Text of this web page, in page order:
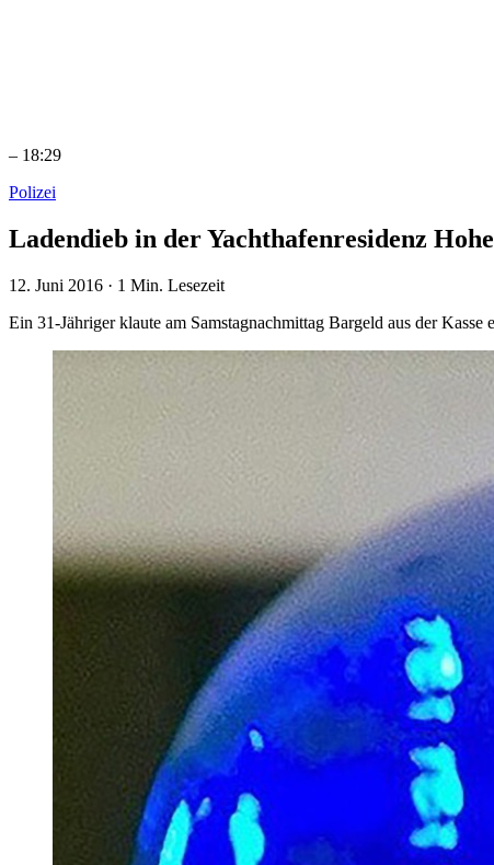
– 18:29
Polizei
Ladendieb in der Yachthafenresidenz
12. Juni 2016 · 1 Min. Lesezeit
Ein 31-Jähriger klaute am Samstagnachmittag Bargeld aus der